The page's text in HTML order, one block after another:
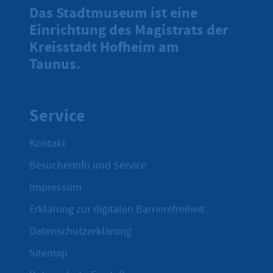
Das Stadtmuseum ist eine
Einrichtung des Magistrats der
Kreisstadt Hofheim am
Taunus.
Service
Kontakt
Besucherinfo und Service
Impressum
Erklärung zur digitalen Barrierefreiheit
Datenschutzerklärung
Sitemap